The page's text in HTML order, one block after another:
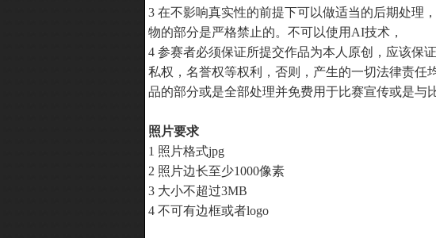
3 在不影响真实性的前提下可以做适当的后期处理
物的部分是严格禁止的。不可以使用AI技术，
4 参赛者必须保证所提交作品为本人原创，应该保
私权，名誉权等权利，否则，产生的一切法律责
品的部分或是全部处理并免费用于比赛宣传或是与
照片要求
1 照片格式jpg
2 照片边长至少1000像素
3 大小不超过3MB
4 不可有边框或者logo